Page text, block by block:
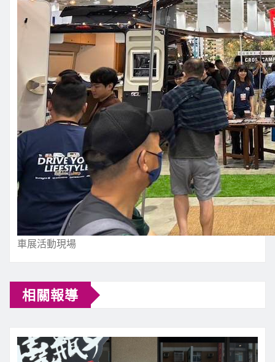
車展活動現場
相關報導